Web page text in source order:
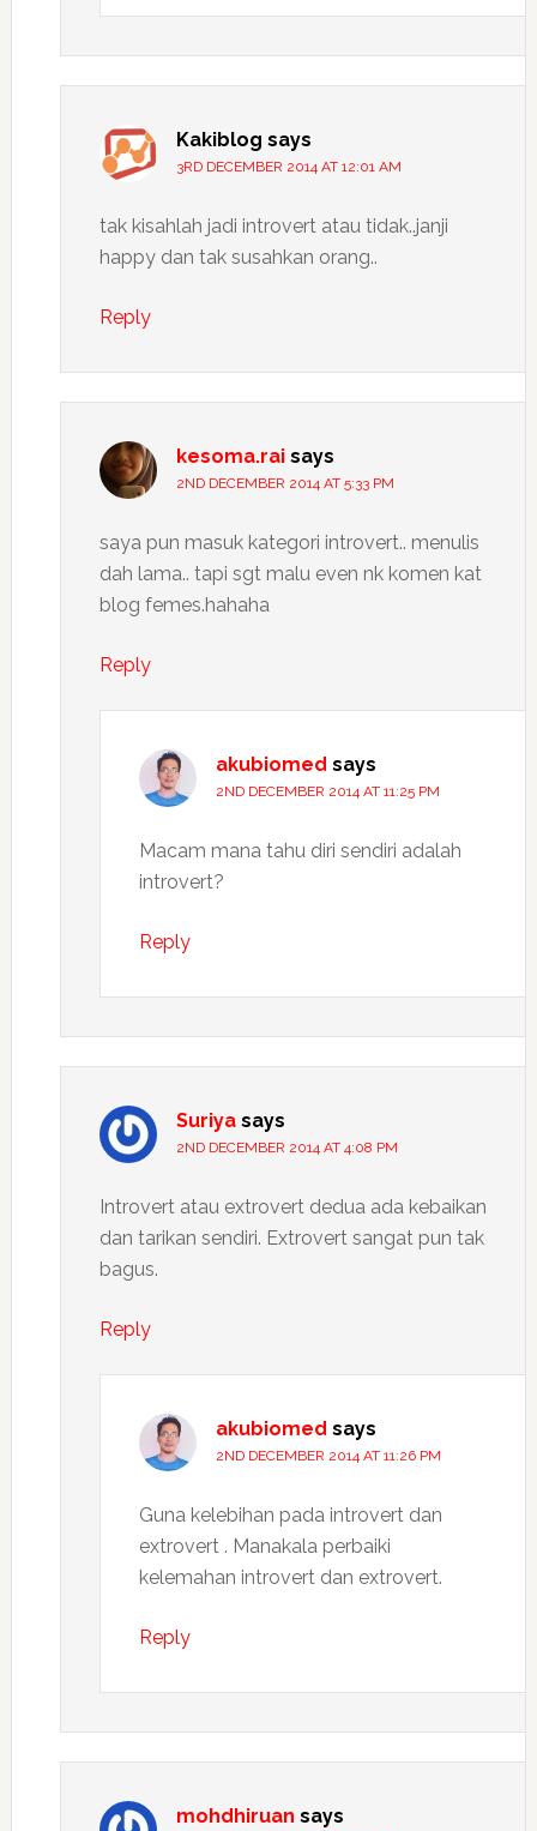
Kakiblog says
3RD DECEMBER 2014 AT 12:01 AM
tak kisahlah jadi introvert atau tidak..janji
happy dan tak susahkan orang..
Reply
kesoma.rai says
2ND DECEMBER 2014 AT 5:33 PM
saya pun masuk kategori introvert.. menulis
dah lama.. tapi sgt malu even nk komen kat
blog femes.hahaha
Reply
akubiomed says
2ND DECEMBER 2014 AT 11:25 PM
Macam mana tahu diri sendiri adalah
introvert?
Reply
Suriya says
2ND DECEMBER 2014 AT 4:08 PM
Introvert atau extrovert dedua ada kebaikan
dan tarikan sendiri. Extrovert sangat pun tak
bagus.
Reply
akubiomed says
2ND DECEMBER 2014 AT 11:26 PM
Guna kelebihan pada introvert dan
extrovert . Manakala perbaiki
kelemahan introvert dan extrovert.
Reply
mohdhiruan says